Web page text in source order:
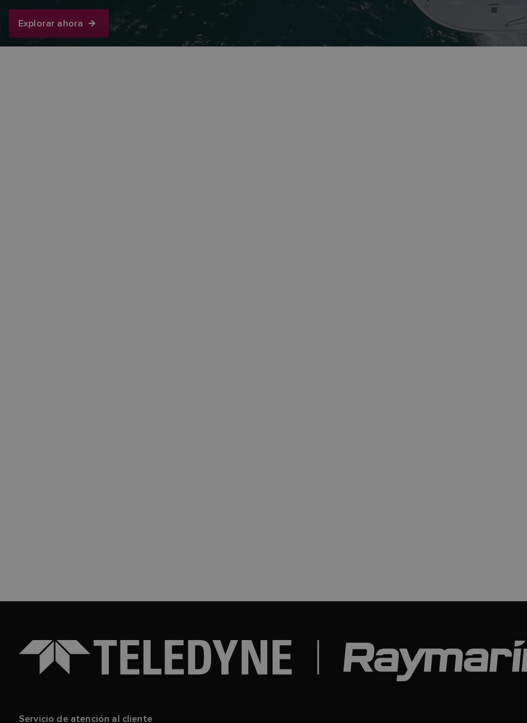
Explorar ahora
Servicio de atención al cliente